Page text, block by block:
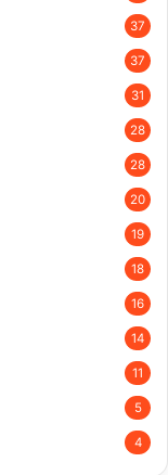
37
37
31
28
28
20
19
18
16
14
11
5
4